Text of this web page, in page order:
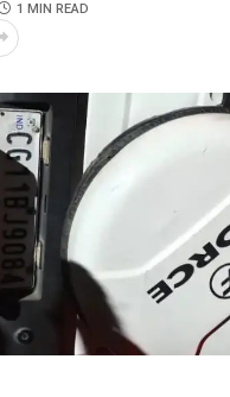
1 MIN READ